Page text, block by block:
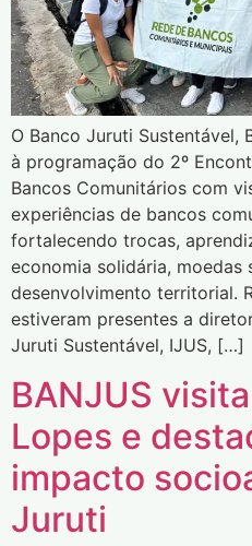
O Banco Juruti Sustentável,
à programação do 2º
Bancos Comunitários com
experiências de bancos
fortalecendo trocas,
economia solidária, moedas
desenvolvimento territorial.
estiveram presentes a
Juruti Sustentável, IJUS, […]
BANJUS
Lopes e
impacto
Juruti